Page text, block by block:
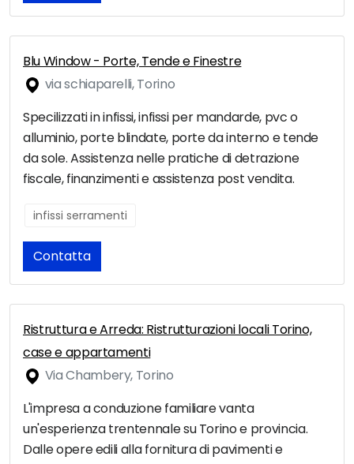
Blu Window - Porte, Tende e Finestre
via schiaparelli, Torino
Specilizzati in infissi, infissi per mandarde, pvc o
alluminio, porte blindate, porte da interno e tende
da sole. Assistenza nelle pratiche di detrazione
fiscale, finanzimenti e assistenza post vendita.
infissi serramenti
Contatta
Ristruttura e Arreda: Ristrutturazioni locali Torino,
case e appartamenti
Via Chambery, Torino
L'impresa a conduzione familiare vanta
un'esperienza trentennale su Torino e provincia.
Dalle opere edili alla fornitura di pavimenti e